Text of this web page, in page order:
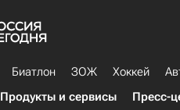
Биатлон ЗОЖ Хоккей
Продукты и сервисы Пресс-